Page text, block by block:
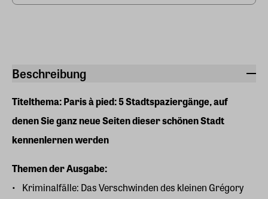
Beschreibung
Titelthema: Paris à pied: 5 Stadtspaziergänge, auf
denen Sie ganz neue Seiten dieser schönen Stadt
kennenlernen werden
Themen der Ausgabe:
Kriminalfälle: Das Verschwinden des kleinen Grégory